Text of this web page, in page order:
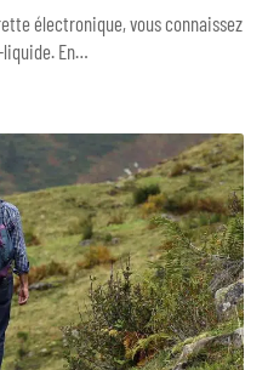
électronique, vous connaissez
liquide. En…